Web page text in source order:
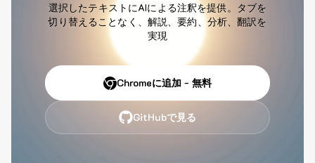
選択したテキストにAIによる注釈を提供。タブを
切り替えることなく、解説、要約、分析、翻訳を
実現
Chromeに追加 - 無料
GitHubで見る